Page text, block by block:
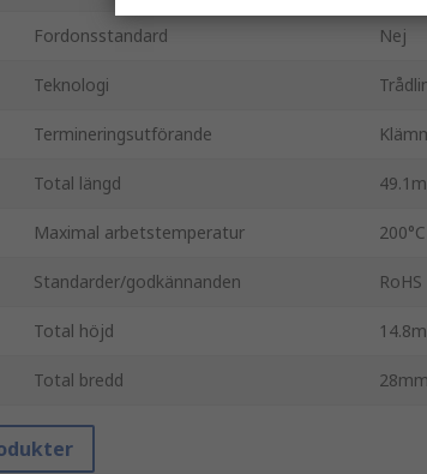
Fordonsstandard Nej
Teknologi
Termineringsutförande
Total längd
Maximal arbetstemperatur 200°C
Standarder/godkännanden RoHS
Total höjd
Total bredd 28mm